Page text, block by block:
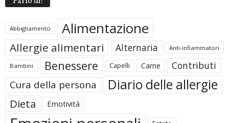
Abbigliamento Alimentazione
Allergie alimentari Alternaria Anti-infiammatori
Bambini Benessere Capelli Carne Contributi
Cura della persona Diario delle allergie
Dieta Emotività